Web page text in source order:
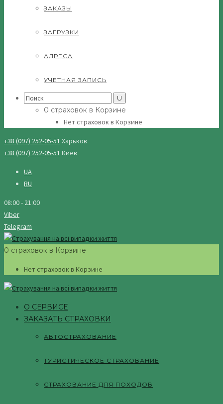
ЗАКАЗЫ
ЗАГРУЗКИ
АДРЕСА
УЧЕТНАЯ ЗАПИСЬ
Search
0 страховок в Корзине
Нет страховок в Корзине
+38 (097) 252-05-51 Харьков
+38 (097) 252-05-51 Киев
UA
RU
08:00 - 21:00
Viber
Telegram
0 страховок в Корзине
Нет страховок в Корзине
О СЕРВИСЕ
ЗАКАЗАТЬ СТРАХОВКИ
АВТОСТРАХОВАНИЕ
ТУРИСТИЧЕСКОЕ СТРАХОВАНИЕ
СТРАХОВАНИЕ ДЛЯ ПОХОДОВ